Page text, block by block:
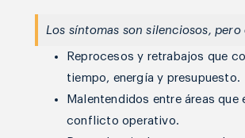
Los síntomas son silenciosos, pero
Reprocesos y retrabajos que
tiempo, energía y presupuesto.
Malentendidos entre áreas que
conflicto operativo.